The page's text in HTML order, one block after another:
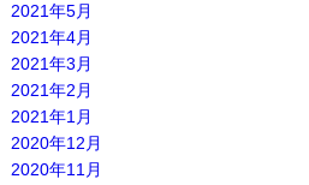
2021年5月
2021年4月
2021年3月
2021年2月
2021年1月
2020年12月
2020年11月